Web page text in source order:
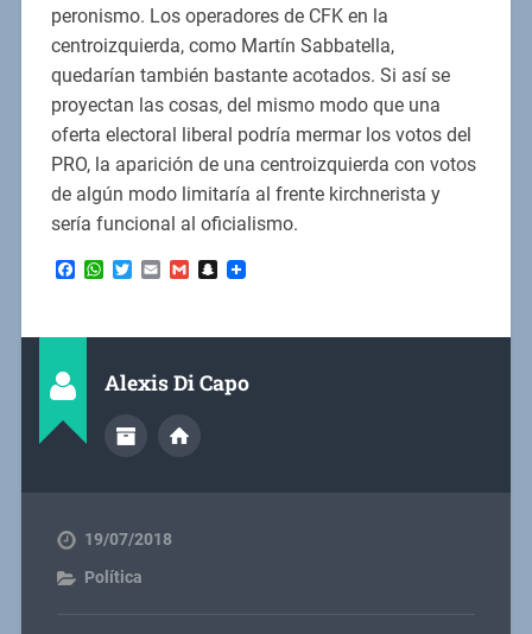
peronismo. Los operadores de CFK en la
centroizquierda, como Martín Sabbatella,
quedarían también bastante acotados. Si así se
proyectan las cosas, del mismo modo que una
oferta electoral liberal podría mermar los votos del
PRO, la aparición de una centroizquierda con votos
de algún modo limitaría al frente kirchnerista y
sería funcional al oficialismo.
Facebook
WhatsApp
Twitter
EmailGmailSnapchat
Alexis Di Capo
19/07/2018
Política